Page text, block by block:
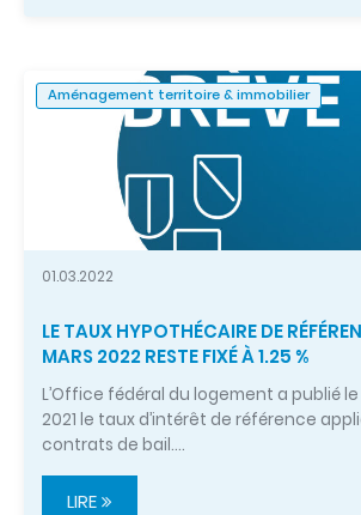
Aménagement territoire & immobilier
01.03.2022
LE TAUX HYPOTHÉCAIRE DE
MARS 2022 RESTE FIXÉ À 1.25 %
L’Office fédéral du logement a publié
2021 le taux d’intérêt de référence
contrats de bail.…
LIRE